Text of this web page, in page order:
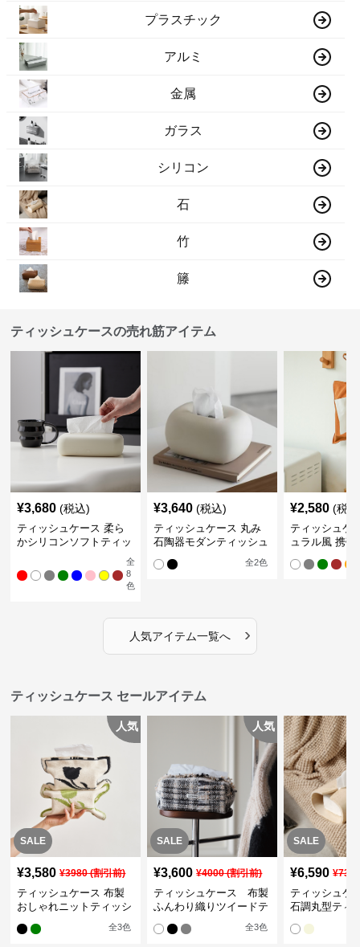
プラスチック
アルミ
金属
ガラス
シリコン
石
竹
籐
ティッシュケースの売れ筋アイテム
¥3,680 (税込)
ティッシュケース 柔ら
かシリコンソフトティッ
全
8
色
¥3,640 (税込)
ティッシュケース 丸み
石陶器モダンティッシュ
全2色
¥2,580 (税
ティッシュケ
ュラル風 携帯
人気アイテム一覧へ ›
ティッシュケース セールアイテム
SALE
人気
¥3,580 ¥3980(割引前)
ティッシュケース 布製
おしゃれニットティッシ
全3色
SALE
人気
¥3,600 ¥4000(割引前)
ティッシュケース 布製
ふんわり織りツイードテ
全3色
SALE
¥6,590 ¥
ティッシュ
石調丸型ティ